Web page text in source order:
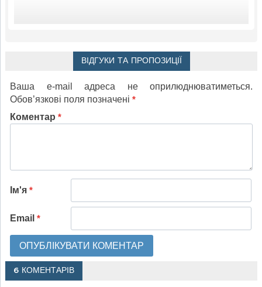
ВІДГУКИ ТА ПРОПОЗИЦІЇ
Ваша e-mail адреса не оприлюднюватиметься.
Обов’язкові поля позначені *
Коментар *
Ім'я *
Email *
6 КОМЕНТАРІВ